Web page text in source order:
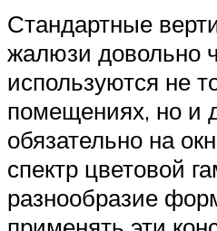
Стандартные
жалюзи довольно
используются не
помещениях, но и
обязательно на
спектр цветовой
разнообразие